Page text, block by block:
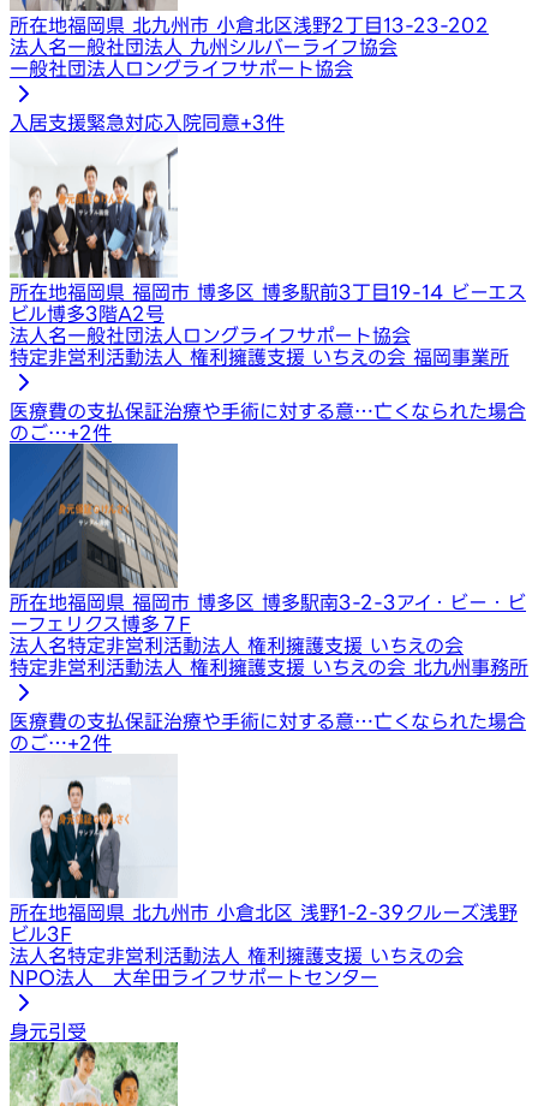
所在地福岡県 北九州市 小倉北区浅野2丁目13-23-202
法人名一般社団法人 九州シルバーライフ協会
一般社団法人ロングライフサポート協会
入居支援緊急対応入院同意+3件
所在地福岡県 福岡市 博多区 博多駅前3丁目19-14 ビーエス
ビル博多3階A2号
法人名一般社団法人ロングライフサポート協会
特定非営利活動法人 権利擁護支援 いちえの会 福岡事業所
医療費の支払保証治療や手術に対する意…亡くなられた場合
のご…+2件
所在地福岡県 福岡市 博多区 博多駅南3-2-3アイ・ビー・ビ
ーフェリクス博多７F
法人名特定非営利活動法人 権利擁護支援 いちえの会
特定非営利活動法人 権利擁護支援 いちえの会 北九州事務所
医療費の支払保証治療や手術に対する意…亡くなられた場合
のご…+2件
所在地福岡県 北九州市 小倉北区 浅野1-2-39クルーズ浅野
ビル3F
法人名特定非営利活動法人 権利擁護支援 いちえの会
NPO法人 大牟田ライフサポートセンター
身元引受